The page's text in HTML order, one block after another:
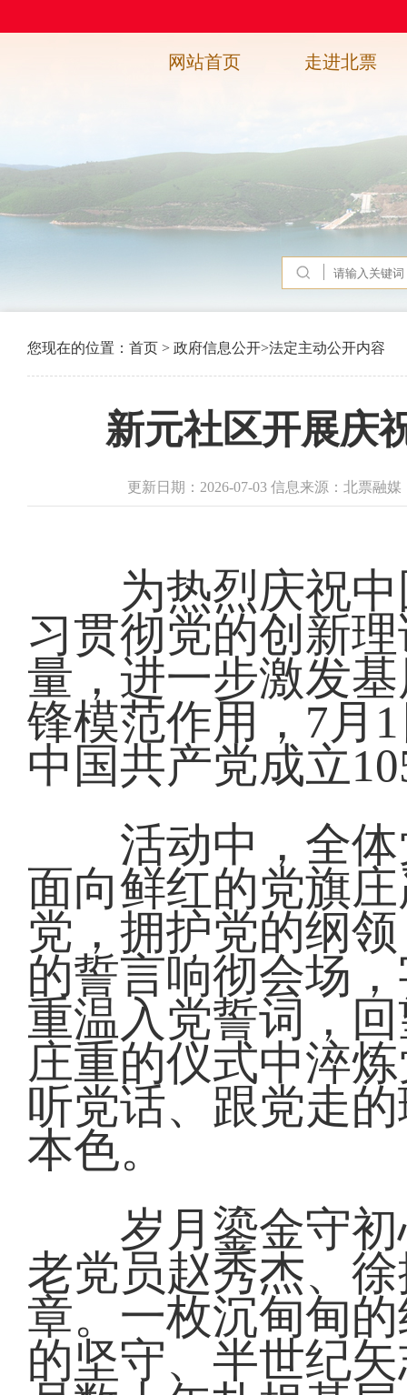
网站首页 走进北票
您现在的位置： 首页 > 政府信息公开>法定主动公开内容
新元社区开展庆
更新日期：2026-07-03 信息来源：北票融
为热烈庆祝中
习贯彻党的创新
量，进一步激发
锋模范作用，7月
中国共产党成立
活动中，全体
面向鲜红的党旗
党，拥护党的纲
的誓言响彻会场
重温入党誓词，
庄重的仪式中淬
听党话、跟党走
本色。
岁月鎏金守初
老党员赵秀杰、
章。一枚沉甸甸
的坚守、半世纪